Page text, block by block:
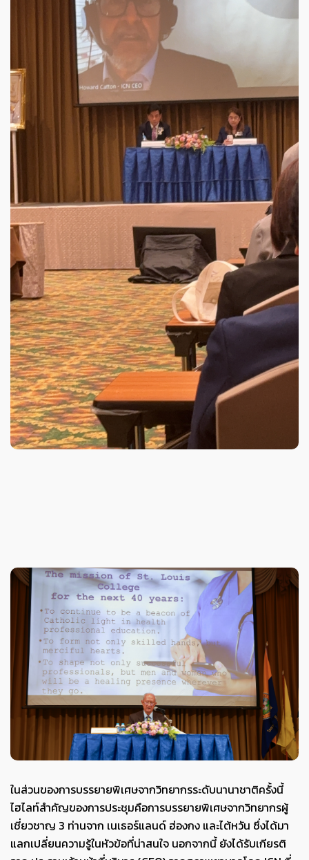
ในส่วนของการบรรยายพิเศษจากวิทยากรระดับนานาชาติครั้งนี้
ไฮไลท์สำคัญของการประชุมคือการบรรยายพิเศษจากวิทยากรผู้
เชี่ยวชาญ 3 ท่านจาก เนเธอร์แลนด์ ฮ่องกง และไต้หวัน ซึ่งได้มา
แลกเปลี่ยนความรู้ในหัวข้อที่น่าสนใจ นอกจากนี้ ยังได้รับเกียรติ